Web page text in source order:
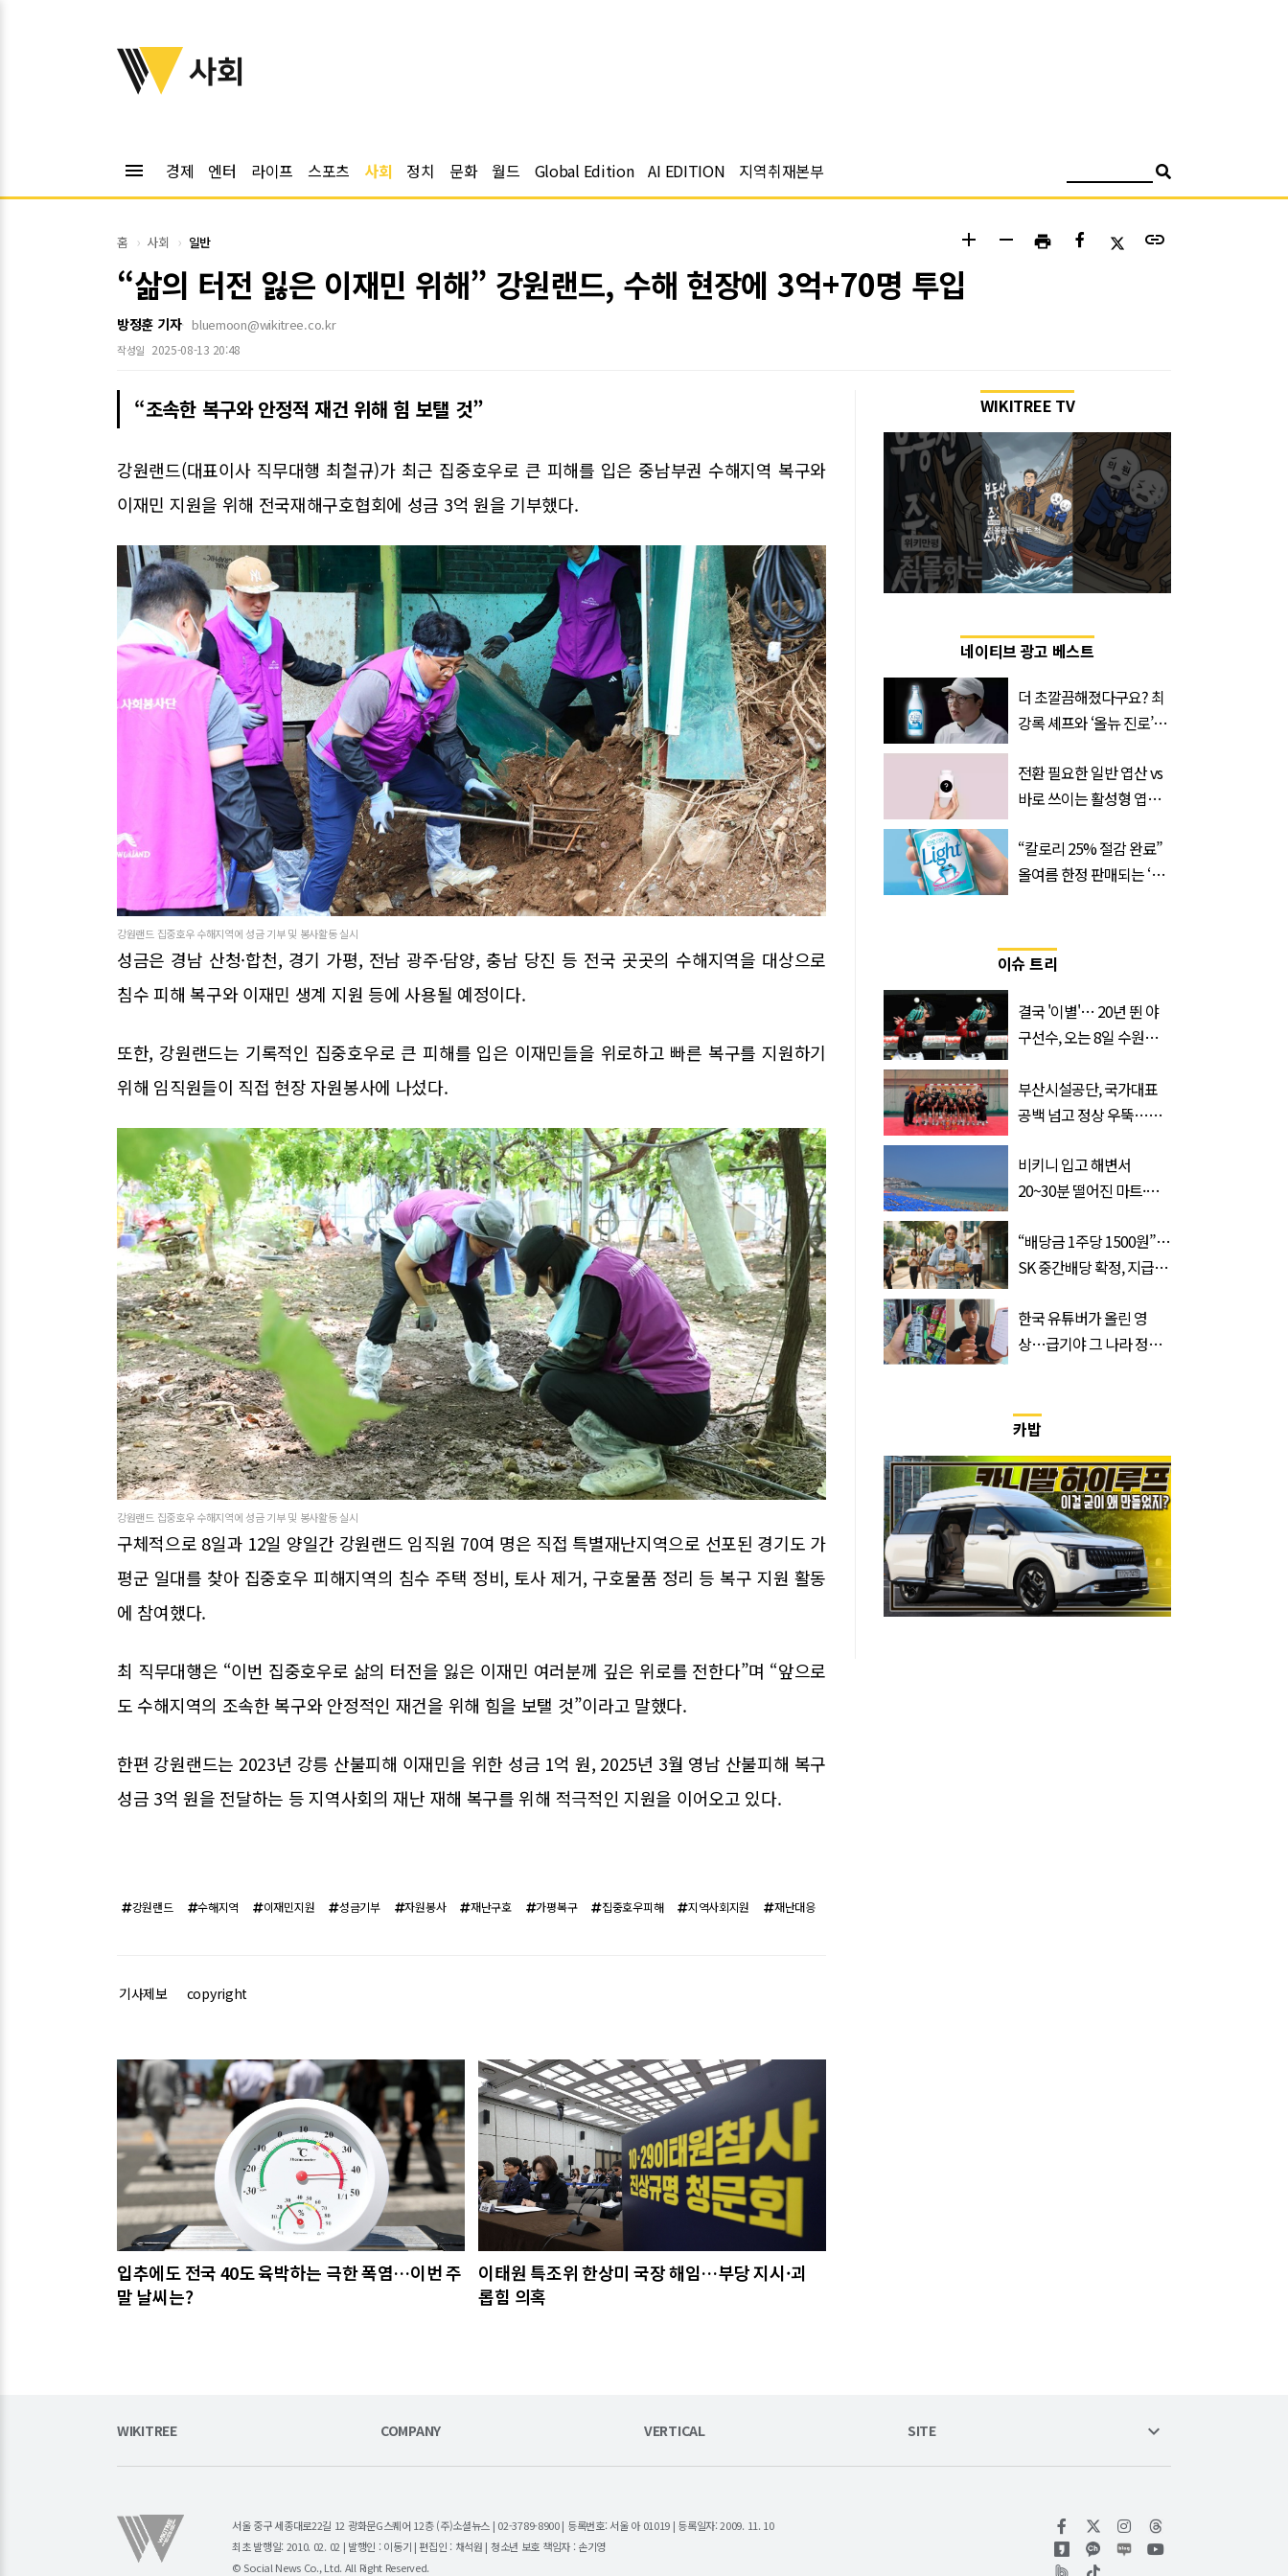
위키트리
사회
menu 경제 엔터 라이프 스포츠 사회 정치 문화 월드 Global Edition AI EDITION 지역취재본부
홈 사회 일반 add remove print link
“삶의 터전 잃은 이재민 위해” 강원랜드, 수해 현장에 3억+70명 투입
방정훈 기자 bluemoon@wikitree.co.kr
작성일 2025-08-13 20:48
“조속한 복구와 안정적 재건 위해 힘 보탤 것”
강원랜드(대표이사 직무대행 최철규)가 최근 집중호우로 큰 피해를 입은 중남부권 수해지역 복구와
이재민 지원을 위해 전국재해구호협회에 성금 3억 원을 기부했다.
강원랜드 집중호우 수해지역에 성금 기부 및 봉사활동 실시
성금은 경남 산청·합천, 경기 가평, 전남 광주·담양, 충남 당진 등 전국 곳곳의 수해지역을 대상으로
침수 피해 복구와 이재민 생계 지원 등에 사용될 예정이다.
또한, 강원랜드는 기록적인 집중호우로 큰 피해를 입은 이재민들을 위로하고 빠른 복구를 지원하기
위해 임직원들이 직접 현장 자원봉사에 나섰다.
강원랜드 집중호우 수해지역에 성금 기부 및 봉사활동 실시
구체적으로 8일과 12일 양일간 강원랜드 임직원 70여 명은 직접 특별재난지역으로 선포된 경기도 가
평군 일대를 찾아 집중호우 피해지역의 침수 주택 정비, 토사 제거, 구호물품 정리 등 복구 지원 활동
에 참여했다.
최 직무대행은 “이번 집중호우로 삶의 터전을 잃은 이재민 여러분께 깊은 위로를 전한다”며 “앞으로
도 수해지역의 조속한 복구와 안정적인 재건을 위해 힘을 보탤 것”이라고 말했다.
한편 강원랜드는 2023년 강릉 산불피해 이재민을 위한 성금 1억 원, 2025년 3월 영남 산불피해 복구
성금 3억 원을 전달하는 등 지역사회의 재난 재해 복구를 위해 적극적인 지원을 이어오고 있다.
강원랜드 수해지역 이재민지원 성금기부 자원봉사 재난구호 가평복구 집중호우피해 지역사회지원 재난대응
기사제보 copyright
관련기사
입추에도 전국 40도 육박하는 극한 폭염…이번 주
말 날씨는?
이태원 특조위 한상미 국장 해임…부당 지시·괴
롭힘 의혹
WIKITREE TV
네이티브 광고 베스트
더 초깔끔해졌다구요? 최
강록 셰프와 ‘올뉴 진로’의
전환 필요한 일반 엽산 vs
바로 쓰이는 활성형 엽
‘Quatrefolic®’ 주목
“칼로리 25% 절감 완료”
올여름 한정 판매되는 ‘최
이슈 트리
결국 '이별'… 20년 뛴 야
구선수, 오는 8일 수원서
부산시설공단, 국가대표
공백 넘고 정상 우뚝…디
비키니 입고 해변서
20~30분 떨어진 마트·주
속출, 반응 폭발
“배당금 1주당 1500원”…
SK 중간배당 확정, 지급일
한국 유튜버가 올린 영
상…급기야 그 나라 정부
카밥
keyboard_arrow_down
WIKITREE COMPANY VERTICAL SITE
서울 중구 세종대로22길 12 광화문G스퀘어 12층 (주)소셜뉴스 | 02-3789-8900 | 등록번호: 서울 아 01019 | 등록일자: 2009. 11. 10
최초 발행일: 2010. 02. 02 | 발행인 : 이동기 | 편집인 : 채석원 | 청소년 보호 책임자 : 손기영
© Social News Co., Ltd. All Right Reserved.
위키트리 페이스북위키트리 인스타그램
위키트리 유튜브